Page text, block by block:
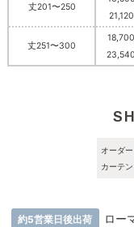
丈201〜250
21,120
丈251〜300
18,700
23,540
オーダー
カーテン
約5営業日後出荷 ロー